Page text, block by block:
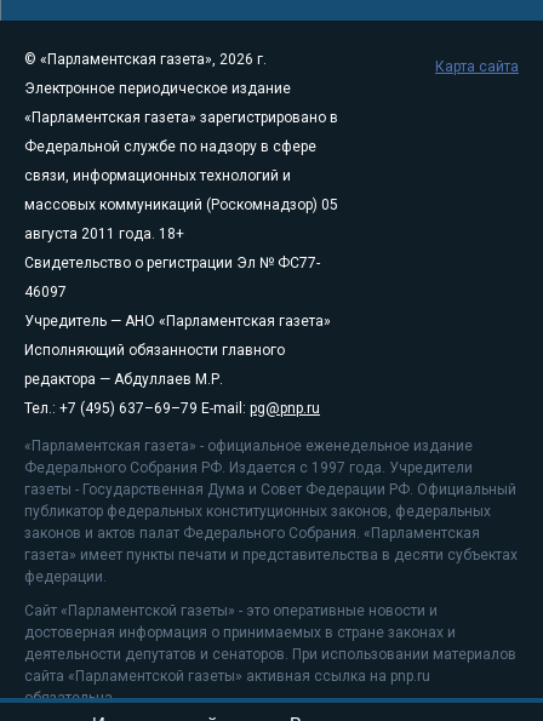
© «Парламентская газета», 2026 г.
Электронное периодическое издание
«Парламентская газета» зарегистрировано в
Федеральной службе по надзору в сфере
связи, информационных технологий и
массовых коммуникаций (Роскомнадзор) 05
августа 2011 года. 18+
Свидетельство о регистрации Эл № ФС77-
46097
Учредитель — АНО «Парламентская газета»
Исполняющий обязанности главного
редактора — Абдуллаев М.Р.
Тел.: +7 (495) 637–69–79 E-mail: pg@pnp.ru
«Парламентская газета» - официальное еженедельное издание
Федерального Собрания РФ. Издается с 1997 года. Учредители
газеты - Государственная Дума и Совет Федерации РФ. Официальный
публикатор федеральных конституционных законов, федеральных
законов и актов палат Федерального Собрания. «Парламентская
газета» имеет пункты печати и представительства в десяти субъектах
федерации.
Сайт «Парламентской газеты» - это оперативные новости и
достоверная информация о принимаемых в стране законах и
деятельности депутатов и сенаторов. При использовании материалов
сайта «Парламентской газеты» активная ссылка на pnp.ru
обязательна.
Карта сайта